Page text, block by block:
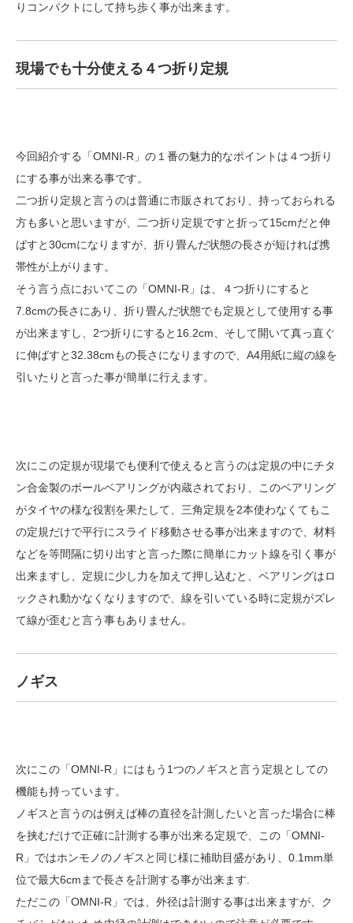
りコンパクトにして持ち歩く事が出来ます。
現場でも十分使える４つ折り定規
今回紹介する「OMNI-R」の１番の魅力的なポイントは４つ折り
にする事が出来る事です。
二つ折り定規と言うのは普通に市販されており、持っておられる
方も多いと思いますが、二つ折り定規ですと折って15cmだと伸
ばすと30cmになりますが、折り畳んだ状態の長さが短ければ携
帯性が上がります。
そう言う点においてこの「OMNI-R」は、４つ折りにすると
7.8cmの長さにあり、折り畳んだ状態でも定規として使用する事
が出来ますし、2つ折りにすると16.2cm、そして開いて真っ直ぐ
に伸ばすと32.38cmもの長さになりますので、A4用紙に縦の線を
引いたりと言った事が簡単に行えます。
次にこの定規が現場でも便利で使えると言うのは定規の中にチタ
ン合金製のボールベアリングが内蔵されており、このベアリング
がタイヤの様な役割を果たして、三角定規を2本使わなくてもこ
の定規だけで平行にスライド移動させる事が出来ますので、材料
などを等間隔に切り出すと言った際に簡単にカット線を引く事が
出来ますし、定規に少し力を加えて押し込むと、ベアリングはロ
ックされ動かなくなりますので、線を引いている時に定規がズレ
て線が歪むと言う事もありません。
ノギス
次にこの「OMNI-R」にはもう1つのノギスと言う定規としての
機能も持っています。
ノギスと言うのは例えば棒の直径を計測したいと言った場合に棒
を挟むだけで正確に計測する事が出来る定規で、この「OMNI-
R」ではホンモノのノギスと同じ様に補助目盛があり、0.1mm単
位で最大6cmまで長さを計測する事が出来ます.
ただこの「OMNI-R」では、外径は計測する事は出来ますが、ク